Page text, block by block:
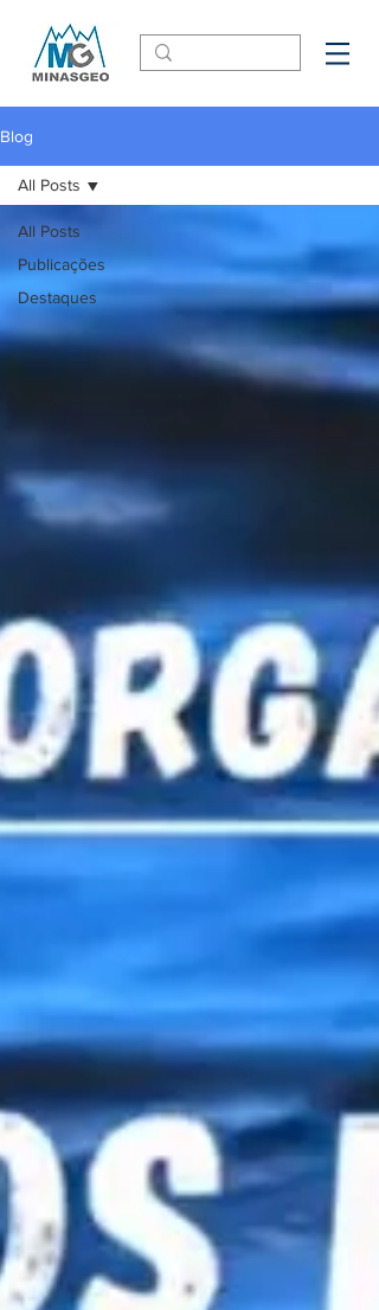
Blog
All Posts
Publicações
Destaques
All Posts